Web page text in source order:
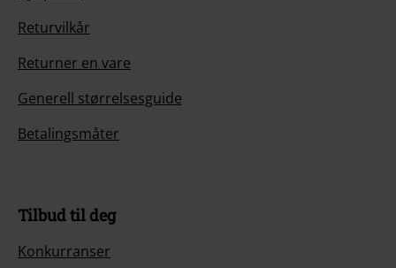
Returvilkår
Returner en vare
Generell størrelsesguide
Betalingsmåter
Tilbud til deg
Konkurranser